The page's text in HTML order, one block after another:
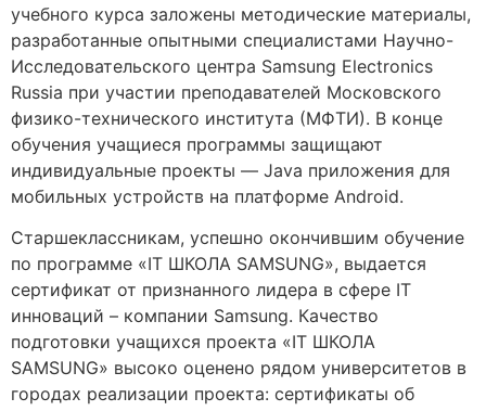
учебного курса заложены методические материалы,
разработанные опытными специалистами Научно-
Исследовательского центра Samsung Electronics
Russia при участии преподавателей Московского
физико-технического института (МФТИ). В конце
обучения учащиеся программы защищают
индивидуальные проекты — Java приложения для
мобильных устройств на платформе Android.
Старшеклассникам, успешно окончившим обучение
по программе «IT ШКОЛА SAMSUNG», выдается
сертификат от признанного лидера в сфере IT
инноваций – компании Samsung. Качество
подготовки учащихся проекта «IT ШКОЛА
SAMSUNG» высоко оценено рядом университетов в
городах реализации проекта: сертификаты об